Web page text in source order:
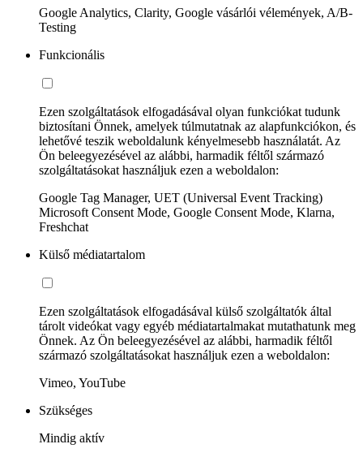
Google Analytics, Clarity, Google vásárlói vélemények, A/B-
Testing
Funkcionális
Ezen szolgáltatások elfogadásával olyan funkciókat tudunk
biztosítani Önnek, amelyek túlmutatnak az alapfunkciókon, és
lehetővé teszik weboldalunk kényelmesebb használatát. Az
Ön beleegyezésével az alábbi, harmadik féltől származó
szolgáltatásokat használjuk ezen a weboldalon:
Google Tag Manager, UET (Universal Event Tracking)
Microsoft Consent Mode, Google Consent Mode, Klarna,
Freshchat
Külső médiatartalom
Ezen szolgáltatások elfogadásával külső szolgáltatók által
tárolt videókat vagy egyéb médiatartalmakat mutathatunk meg
Önnek. Az Ön beleegyezésével az alábbi, harmadik féltől
származó szolgáltatásokat használjuk ezen a weboldalon:
Vimeo, YouTube
Szükséges
Mindig aktív